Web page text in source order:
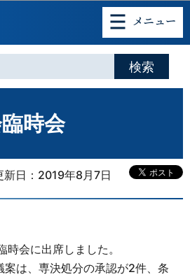
ージの本文へ移動
時会
新日：2019年8月7日
会に出席しました。
案は、専決処分の承認が2件、条